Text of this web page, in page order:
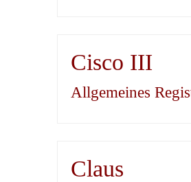
Cisco III
Allgemeines
Claus